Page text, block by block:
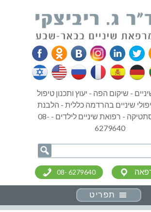
- שיקום הפה - יעוץ ותכנון טיפול
שיניים בהרדמה כללית - הלבנת
שיניים ואסתטיקה - רפואת שיניים לילדים - 08-
6279640
08- 6279640
תפריט